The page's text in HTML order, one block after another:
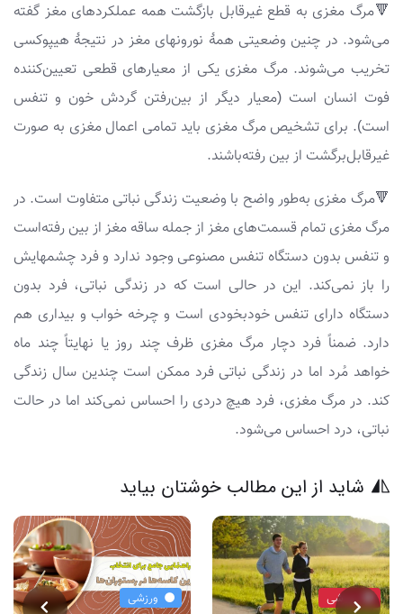
🔻مرگ مغزی به قطع غیرقابل بازگشت همه عملکردهای مغز گفته
می‌شود. در چنین وضعیتی همهٔ نورونهای مغز در نتیجهٔ هیپوکسی
تخریب می‌شوند. مرگ مغزی یکی از معیارهای قطعی تعیین‌کننده
فوت انسان است (معیار دیگر از بین‌رفتن گردش خون و تنفس
است). برای تشخیص مرگ مغزی باید تمامی اعمال مغزی به صورت
غیرقابل‌برگشت از بین رفته‌باشند.
🔻مرگ مغزی به‌طور واضح با وضعیت زندگی نباتی متفاوت است. در
مرگ مغزی تمام قسمت‌های مغز از جمله ساقه مغز از بین رفته‌است
و تنفس بدون دستگاه تنفس مصنوعی وجود ندارد و فرد چشمهایش
را باز نمی‌کند. این در حالی است که در زندگی نباتی، فرد بدون
دستگاه دارای تنفس خودبخودی است و چرخه خواب و بیداری هم
دارد. ضمناً فرد دچار مرگ مغزی ظرف چند روز یا نهایتاً چند ماه
خواهد مُرد اما در زندگی نباتی فرد ممکن است چندین سال زندگی
کند. در مرگ مغزی، فرد هیچ دردی را احساس نمی‌کند اما در حالت
نباتی، درد احساس می‌شود.
شاید از این مطالب خوشتان بیاید
ورزشی ورزشی